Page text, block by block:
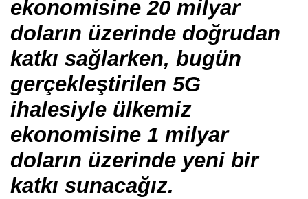
ekonomisine 20 milyar
doların üzerinde doğrudan
katkı sağlarken, bugün
gerçekleştirilen 5G
ihalesiyle ülkemiz
ekonomisine 1 milyar
doların üzerinde yeni bir
katkı sunacağız.